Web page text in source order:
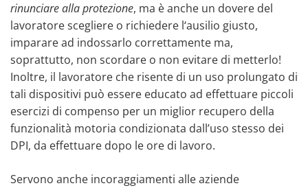
rinunciare alla protezione, ma è anche un dovere del
lavoratore scegliere o richiedere l‘ausilio giusto,
imparare ad indossarlo correttamente ma,
soprattutto, non scordare o non evitare di metterlo!
Inoltre, il lavoratore che risente di un uso prolungato di
tali dispositivi può essere educato ad effettuare piccoli
esercizi di compenso per un miglior recupero della
funzionalità motoria condizionata dall’uso stesso dei
DPI, da effettuare dopo le ore di lavoro.
Servono anche incoraggiamenti alle aziende